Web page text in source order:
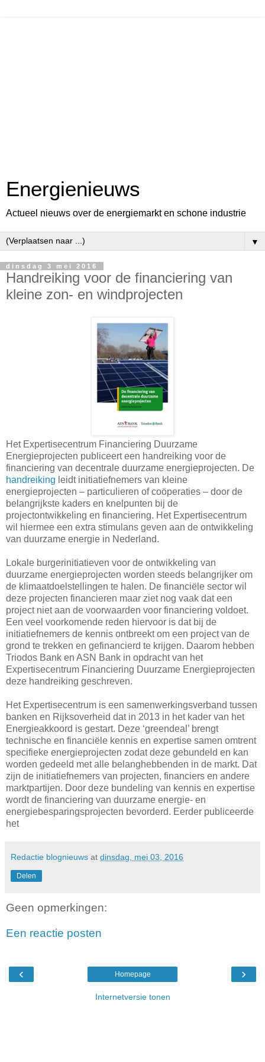
Energienieuws
Actueel nieuws over de energiemarkt en schone industrie
▼
dinsdag 3 mei 2016
Handreiking voor de financiering van
kleine zon- en windprojecten
Het Expertisecentrum Financiering Duurzame
Energieprojecten publiceert een handreiking voor de
financiering van decentrale duurzame energieprojecten. De
handreiking leidt initiatiefnemers van kleine
energieprojecten – particulieren of coöperaties – door de
belangrijkste kaders en knelpunten bij de
projectontwikkeling en financiering. Het Expertisecentrum
wil hiermee een extra stimulans geven aan de ontwikkeling
van duurzame energie in Nederland.
Lokale burgerinitiatieven voor de ontwikkeling van
duurzame energieprojecten worden steeds belangrijker om
de klimaatdoelstellingen te halen. De financiële sector wil
deze projecten financieren maar ziet nog vaak dat een
project niet aan de voorwaarden voor financiering voldoet.
Een veel voorkomende reden hiervoor is dat bij de
initiatiefnemers de kennis ontbreekt om een project van de
grond te trekken en gefinancierd te krijgen. Daarom hebben
Triodos Bank en ASN Bank in opdracht van het
Expertisecentrum Financiering Duurzame Energieprojecten
deze handreiking geschreven.
Het Expertisecentrum is een samenwerkingsverband tussen
banken en Rijksoverheid dat in 2013 in het kader van het
Energieakkoord is gestart. Deze ‘greendeal’ brengt
technische en financiële kennis en expertise samen omtrent
specifieke energieprojecten zodat deze gebundeld en kan
worden gedeeld met alle belanghebbenden in de markt. Dat
zijn de initiatiefnemers van projecten, financiers en andere
marktpartijen. Door deze bundeling van kennis en expertise
wordt de financiering van duurzame energie- en
energiebesparingsprojecten bevorderd. Eerder publiceerde
het
Redactie blognieuws at dinsdag, mei 03, 2016
Delen
Geen opmerkingen:
Een reactie posten
‹ ›
Homepage
Internetversie tonen